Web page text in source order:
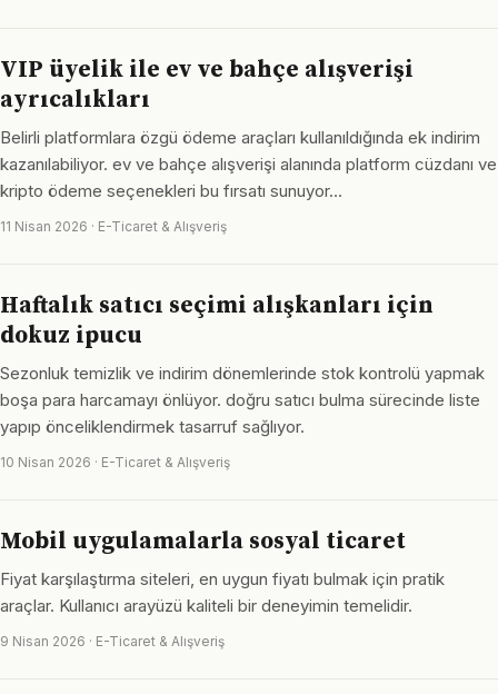
VIP üyelik ile ev ve bahçe alışverişi
ayrıcalıkları
Belirli platformlara özgü ödeme araçları kullanıldığında ek indirim
kazanılabiliyor. ev ve bahçe alışverişi alanında platform cüzdanı ve
kripto ödeme seçenekleri bu fırsatı sunuyor…
11 Nisan 2026 · E-Ticaret & Alışveriş
Haftalık satıcı seçimi alışkanları için
dokuz ipucu
Sezonluk temizlik ve indirim dönemlerinde stok kontrolü yapmak
boşa para harcamayı önlüyor. doğru satıcı bulma sürecinde liste
yapıp önceliklendirmek tasarruf sağlıyor.
10 Nisan 2026 · E-Ticaret & Alışveriş
Mobil uygulamalarla sosyal ticaret
Fiyat karşılaştırma siteleri, en uygun fiyatı bulmak için pratik
araçlar. Kullanıcı arayüzü kaliteli bir deneyimin temelidir.
9 Nisan 2026 · E-Ticaret & Alışveriş